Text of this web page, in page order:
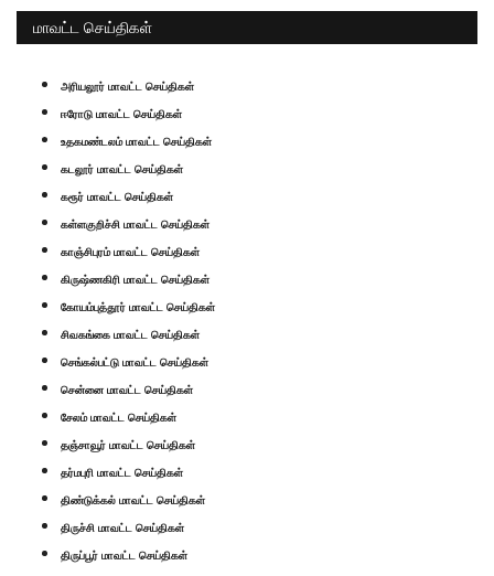
மாவட்ட செய்திகள்
அரியலூர் மாவட்ட செய்திகள்
ஈரோடு மாவட்ட செய்திகள்
உதகமண்டலம் மாவட்ட செய்திகள்
கடலூர் மாவட்ட செய்திகள்
கரூர் மாவட்ட செய்திகள்
கள்ளகுறிச்சி மாவட்ட செய்திகள்
காஞ்சிபுரம் மாவட்ட செய்திகள்
கிருஷ்ணகிரி மாவட்ட செய்திகள்
கோயம்புத்தூர் மாவட்ட செய்திகள்
சிவகங்கை மாவட்ட செய்திகள்
செங்கல்பட்டு மாவட்ட செய்திகள்
சென்னை மாவட்ட செய்திகள்
சேலம் மாவட்ட செய்திகள்
தஞ்சாவூர் மாவட்ட செய்திகள்
தர்மபுரி மாவட்ட செய்திகள்
திண்டுக்கல் மாவட்ட செய்திகள்
திருச்சி மாவட்ட செய்திகள்
திருப்பூர் மாவட்ட செய்திகள்